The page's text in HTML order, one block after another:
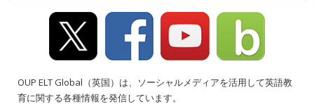
OUP ELT Global（英国）は、ソーシャルメディアを活用して英語教
育に関する各種情報を発信しています。